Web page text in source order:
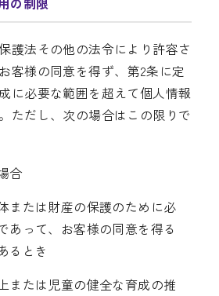
護法その他の法令により許容さ
客様の同意を得ず、第2条に定
に必要な範囲を超えて個人情報
ただし、次の場合はこの限りで
合
または財産の保護のために必
あって、お客様の同意を得る
るとき
または児童の健全な育成の推